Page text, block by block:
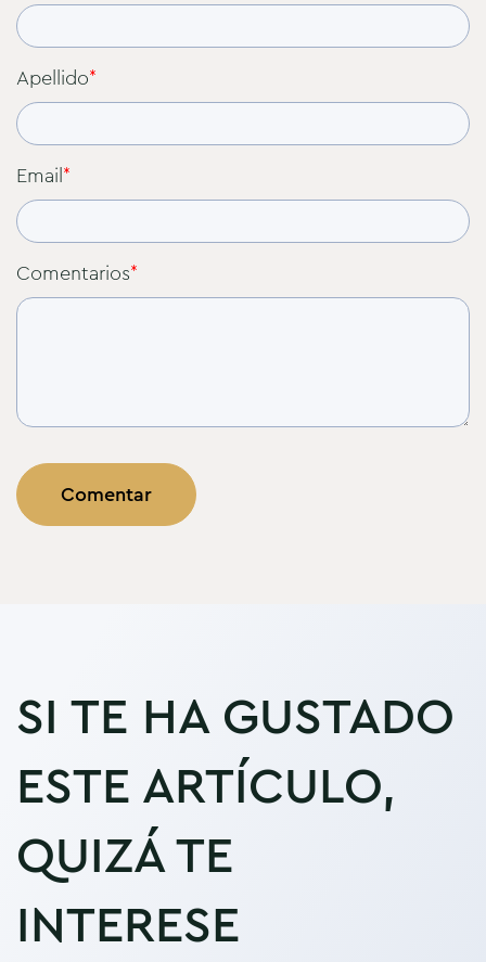
Apellido*
Email*
Comentarios*
SI TE HA GUSTADO
ESTE ARTÍCULO,
QUIZÁ TE
INTERESE